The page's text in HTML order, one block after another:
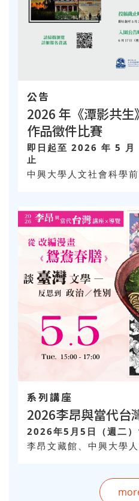
公告
2026 年《潭影共
作品徵件比賽
即日起至 2026 年 5
止
中興大學人文社會科學
系列講座
2026李昂與當代台
2026年5月5日（週二
李昂文藏館、中興大學